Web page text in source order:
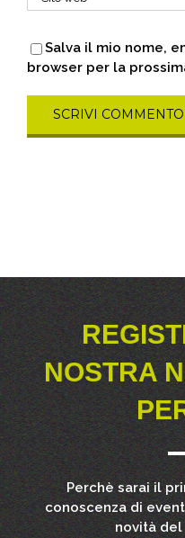
Salva il mio nome,
browser per la
NOSTRA
Perchè sarai il
conoscenza di
novità